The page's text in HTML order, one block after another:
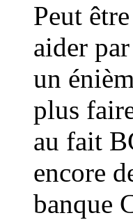
Peut
aider
un
plus
au fait
encore
banque